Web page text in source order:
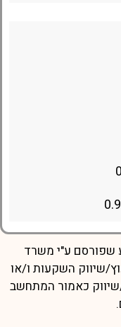
שפורסם ע"י משרד
שיווק השקעות ו/או
שיווק כאמור המתחשב